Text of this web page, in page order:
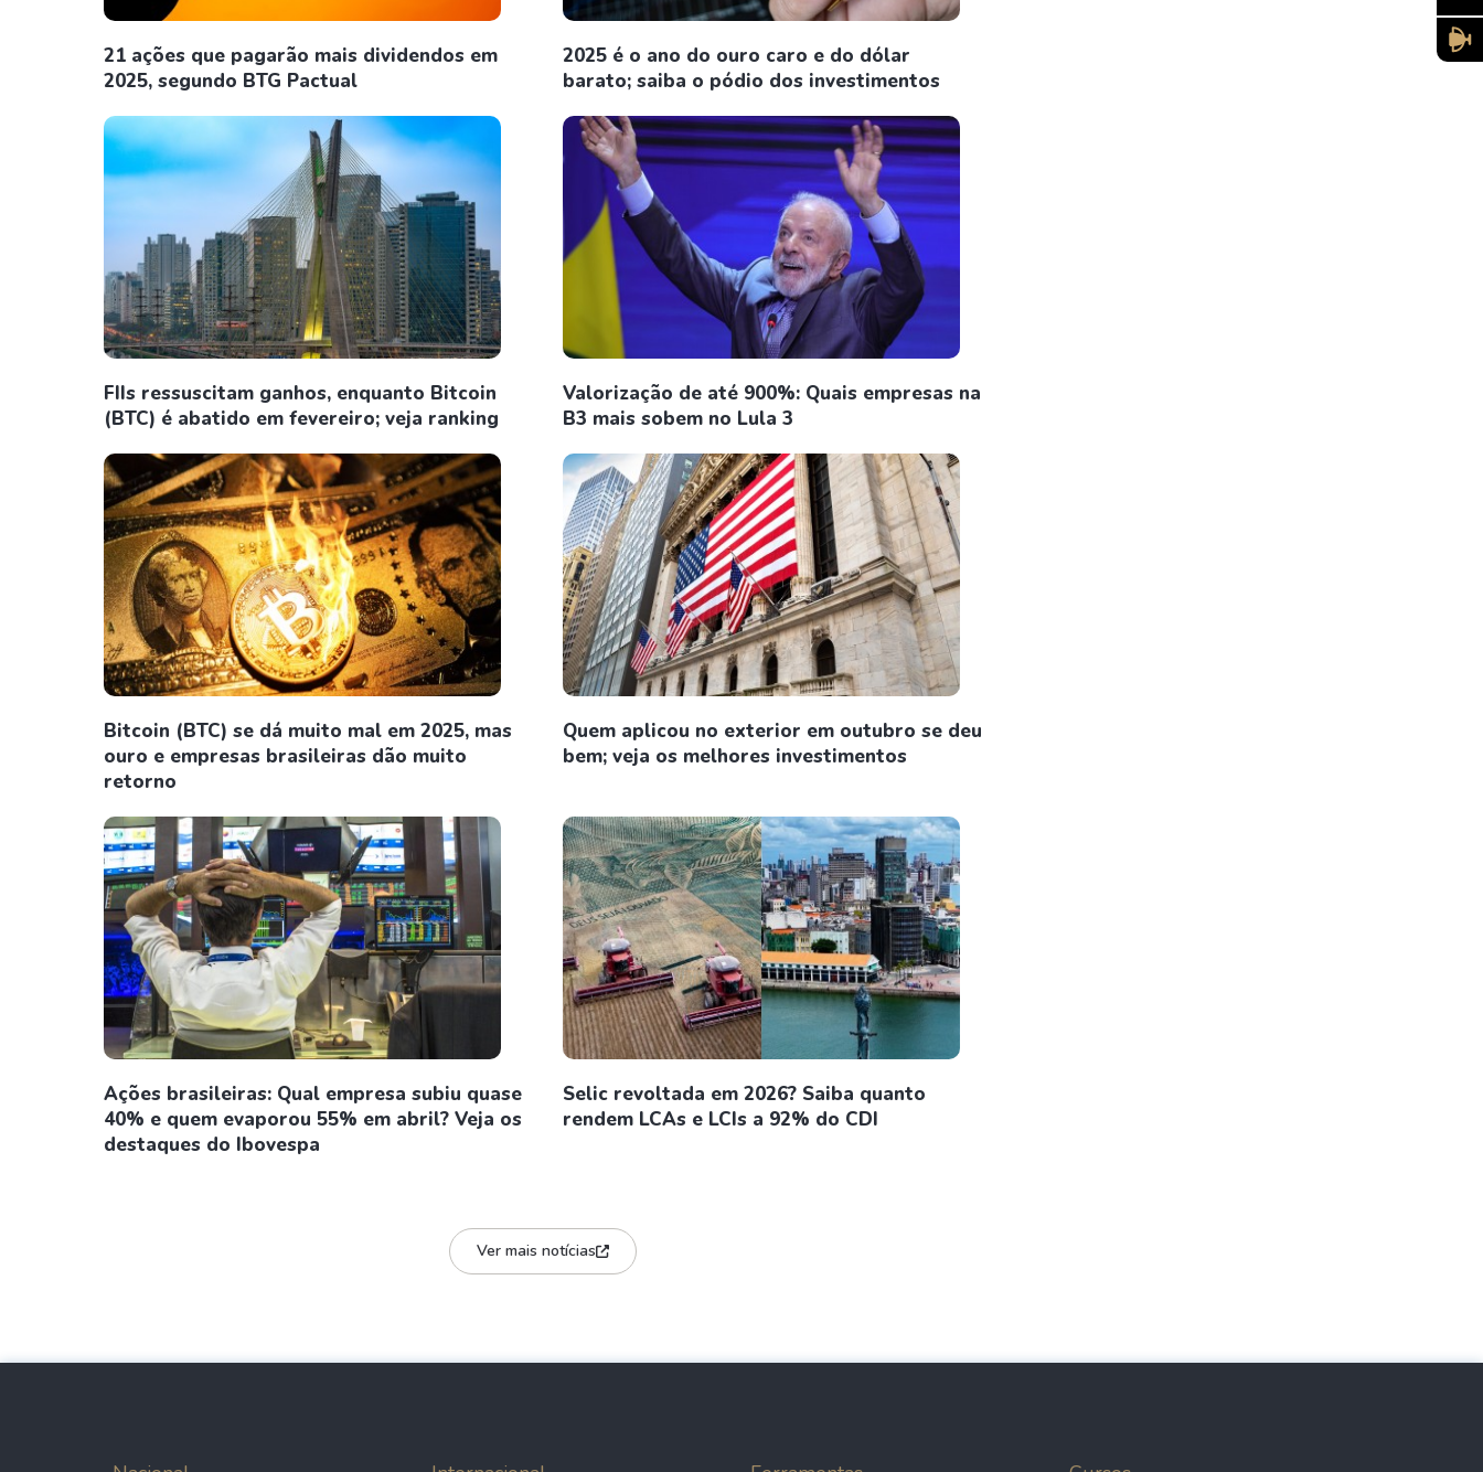
21 ações que pagarão mais dividendos em
2025, segundo BTG Pactual
2025 é o ano do ouro caro e do dólar
barato; saiba o pódio dos investimentos
FIIs ressuscitam ganhos, enquanto Bitcoin
(BTC) é abatido em fevereiro; veja ranking
Valorização de até 900%: Quais empresas na
B3 mais sobem no Lula 3
Bitcoin (BTC) se dá muito mal em 2025, mas
ouro e empresas brasileiras dão muito
retorno
Quem aplicou no exterior em outubro se deu
bem; veja os melhores investimentos
Ações brasileiras: Qual empresa subiu quase
40% e quem evaporou 55% em abril? Veja os
destaques do Ibovespa
Selic revoltada em 2026? Saiba quanto
rendem LCAs e LCIs a 92% do CDI
Ver mais notícias